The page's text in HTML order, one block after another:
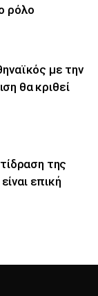
ρόλο
με την
θα κριθεί
της
επική